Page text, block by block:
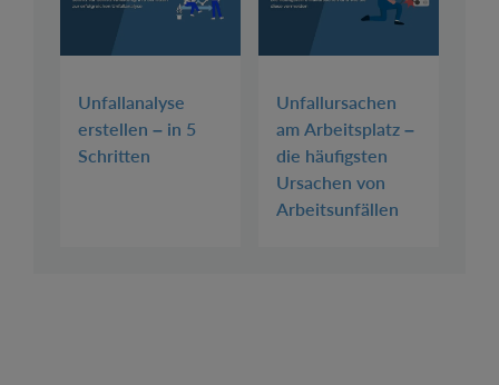
Unfallanalyse
erstellen – in 5
Schritten
Unfallursachen
am Arbeitsplatz –
die häufigsten
Ursachen von
Arbeitsunfällen